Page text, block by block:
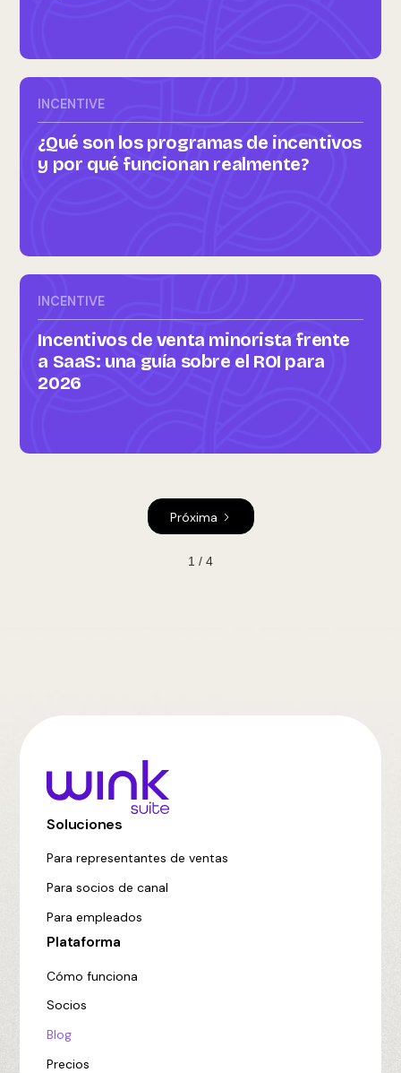
INCENTIVE
¿Qué son los programas de incentivos
y por qué funcionan realmente?
INCENTIVE
Incentivos de venta minorista frente
a SaaS: una guía sobre el ROI para
2026
Próxima
1 / 4
Soluciones
Para representantes de ventas
Para socios de canal
Para empleados
Plataforma
Cómo funciona
Socios
Blog
Precios